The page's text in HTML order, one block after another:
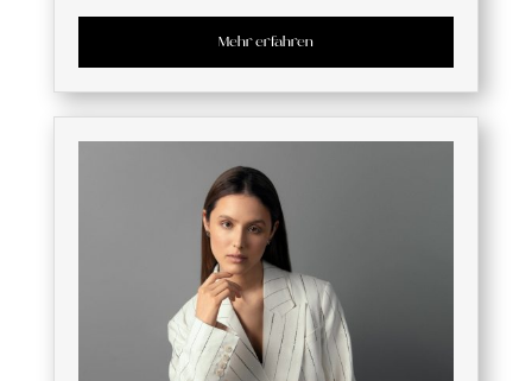
Mehr erfahren